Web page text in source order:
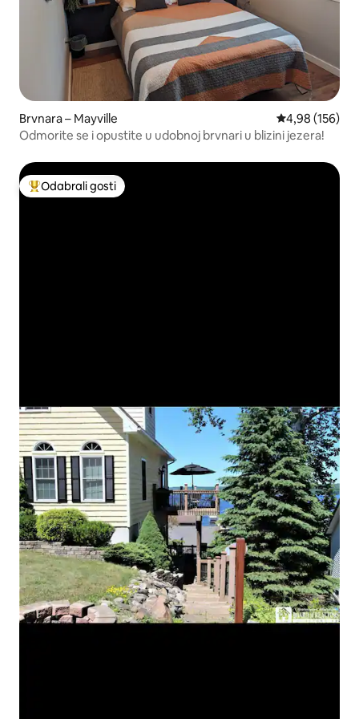
Brvnara – Mayville Prosječna
4,98 (156)
Odmorite se i opustite u udobnoj brvnari u blizini jezera!
Među najviše rangiranima s oznakom „Odabrali gosti”
Odabrali gosti